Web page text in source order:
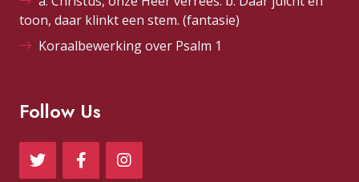
toon, daar klinkt een stem. (fantasie)
Koraalbewerking over Psalm 1
Follow Us